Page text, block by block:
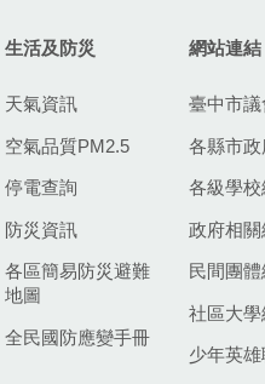
生活及防災
天氣資訊
空氣品質PM2.5
停電查詢
防災資訊
各區簡易防災避難
地圖
全民國防應變手冊
網站連結
臺中市議
各縣市
各級學
政府相
民間團
社區大
少年英雄